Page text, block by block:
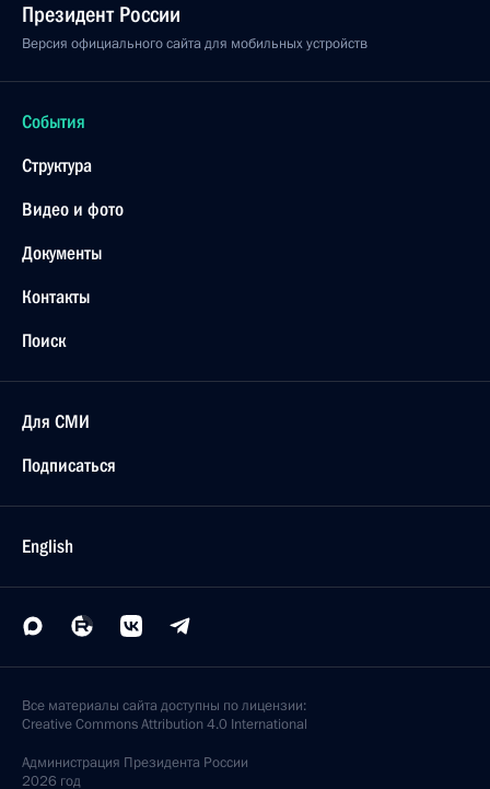
Президент России
Версия официального сайта для мобильных устройств
События
Структура
Видео и фото
Документы
Контакты
Поиск
Для СМИ
Подписаться
English
Все материалы сайта доступны по лицензии:
Creative Commons Attribution 4.0 International
Администрация Президента России
2026 год